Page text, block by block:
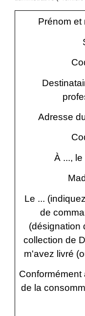
Prénom et
Adresse
À ...,
Le ...
de
(désignation
collection de
m'avez livré
Conformément
de la